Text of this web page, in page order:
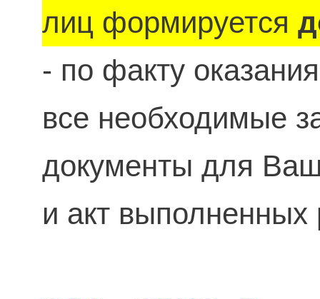
лиц формируется
- по факту
все необходимые
документы для
и акт выполненных